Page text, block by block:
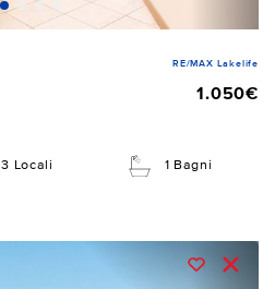
RE/MAX Lakelife
1.050€
3 Locali 1 Bagni